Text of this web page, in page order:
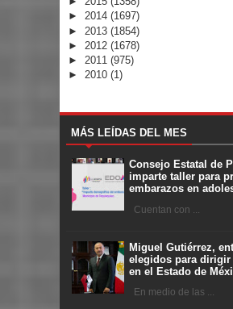
► 2014 (1697)
► 2013 (1854)
► 2012 (1678)
► 2011 (975)
► 2010 (1)
MÁS LEÍDAS DEL MES
Consejo Estatal de
imparte taller para
embarazos en
Cuentan con ...
Miguel Gutiérrez,
elegidos para dirigir
en el Estado de
En medio de las ...